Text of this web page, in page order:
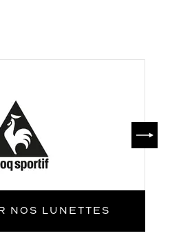
NOS LUNETTES